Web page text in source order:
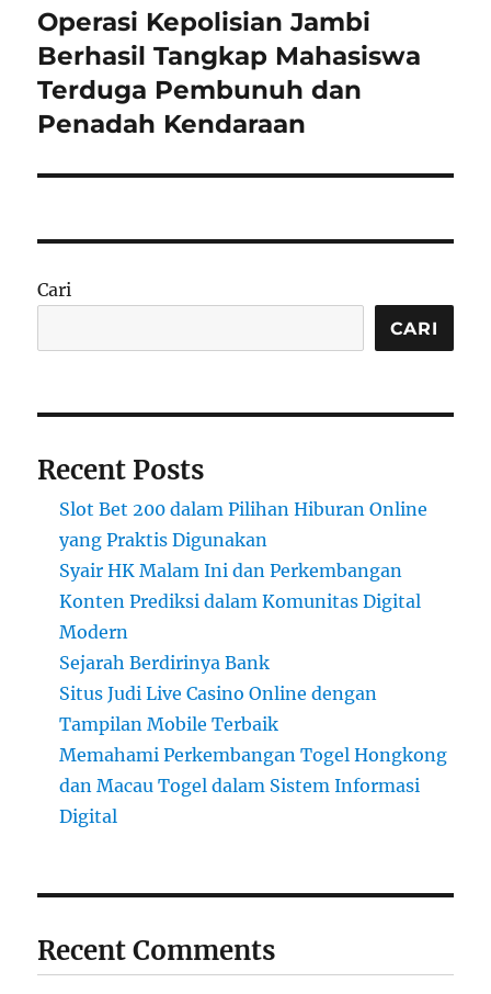
Next
post:
Operasi Kepolisian Jambi
Berhasil Tangkap Mahasiswa
Terduga Pembunuh dan
Penadah Kendaraan
Cari
CARI
Recent Posts
Slot Bet 200 dalam Pilihan Hiburan Online
yang Praktis Digunakan
Syair HK Malam Ini dan Perkembangan
Konten Prediksi dalam Komunitas Digital
Modern
Sejarah Berdirinya Bank
Situs Judi Live Casino Online dengan
Tampilan Mobile Terbaik
Memahami Perkembangan Togel Hongkong
dan Macau Togel dalam Sistem Informasi
Digital
Recent Comments